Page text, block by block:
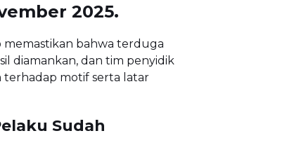
2025.
memastikan bahwa terduga
diamankan, dan tim penyidik
motif serta latar
Sudah